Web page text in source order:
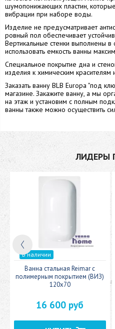
шумопонижающих пластин,
вибрации при наборе воды.
Изделие не предусматривает
ровный пол обеспечивает
Вертикальные стенки выполнены
использовать емкость ванны
Специальное покрытие дна и
изделия к химическим красителям
Заказать ванну BLB Europa "под
магазине. Закажите ванну, а мы
на этаж и установим с полным
ванны также можно осуществить
ЛИДЕРЫ
В наличии
Ванна стальная Reimar с
полимерным покрытием (ВИЗ)
120x70
16 600 руб